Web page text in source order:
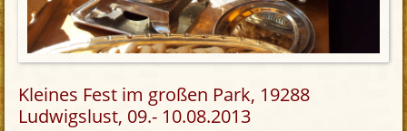
Kleines Fest im großen Park, 19288
Ludwigslust, 09.- 10.08.2013